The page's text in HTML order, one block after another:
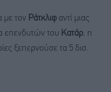
με τον Ράτκλιφ αντί μιας
επενδυτών του Κατάρ, η
ξεπερνούσε τα 5 δισ.